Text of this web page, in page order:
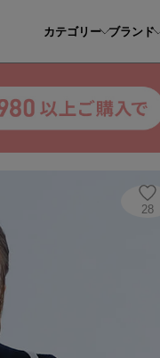
カテゴリー ブランド
28